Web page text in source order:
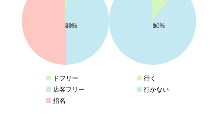
1%
49%
50%
ドフリー
店客フリー
指名
10%
90%
行く
行かない